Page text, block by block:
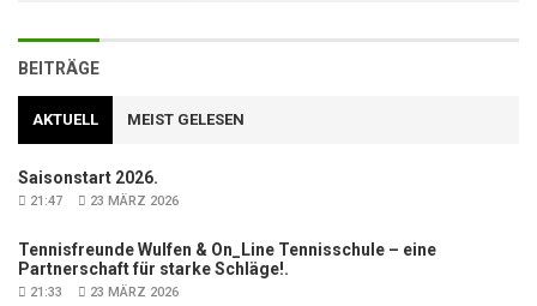
BEITRÄGE
AKTUELL MEIST GELESEN
Saisonstart 2026.
21:47 23 MÄRZ 2026
Tennisfreunde Wulfen & On_Line Tennisschule – eine
Partnerschaft für starke Schläge!.
21:33 23 MÄRZ 2026